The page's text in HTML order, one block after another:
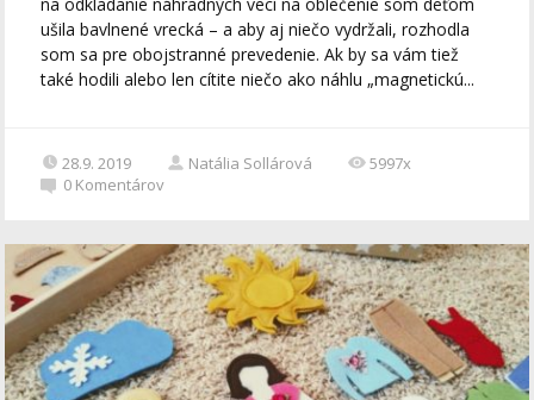
ušila bavlnené vrecká – a aby aj niečo vydržali, rozhodla
som sa pre obojstranné prevedenie. Ak by sa vám tiež
také hodili alebo len cítite niečo ako náhlu „magnetickú...
28.9. 2019 Natália Sollárová
5997x
0 Komentárov